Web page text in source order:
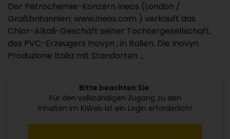
Der Petrochemie-Konzern Ineos (London /
Großbritannien; www.ineos.com ) verkauft das
Chlor-Alkali-Geschäft seiner Tochtergesellschaft,
des PVC-Erzeugers Inovyn , in Italien. Die Inovyn
Produzione Italia mit Standorten ...
Bitte beachten Sie:
Für den vollständigen Zugang zu den
Inhalten im KIWeb ist ein Login erforderlich!